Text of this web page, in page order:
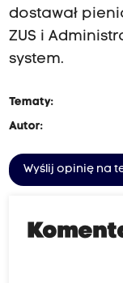
dostawał
ZUS i
system.
Tematy:
Autor:
Wyślij opinię na